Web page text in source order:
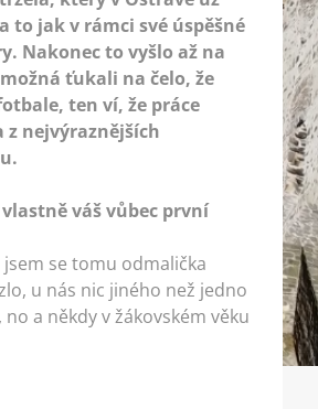
jak v rámci své úspěšné
Nakonec to vyšlo až na
ťukali na čelo, že
ten ví, že práce
z nejvýraznějších
váš vůbec první
se tomu odmalička
u nás nic jiného než jedno
a někdy v žákovském věku